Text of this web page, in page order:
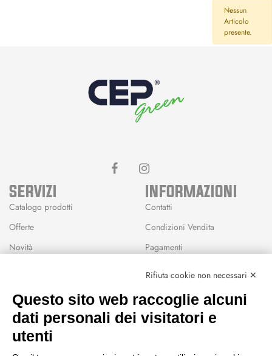
Nessun
Articolo
presente.
SERVIZI
Catalogo prodotti
Offerte
Novità
Wishlist
INFORMAZIONI
Contatti
Condizioni Vendita
Pagamenti
CEP GREEN
Rifiuta cookie non necessari ✕
Questo sito web raccoglie alcuni
dati personali dei visitatori e
utenti